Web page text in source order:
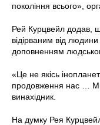
покоління всього»,
Рей Курцвейл додав,
відірваним від
доповненням
«Це не якісь
продовження нас …
винахідник.
На думку Рея